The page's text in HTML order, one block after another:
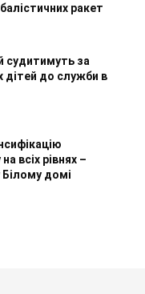
ракет
судитимуть за
дітей до служби в
всіх рівнях –
Білому домі